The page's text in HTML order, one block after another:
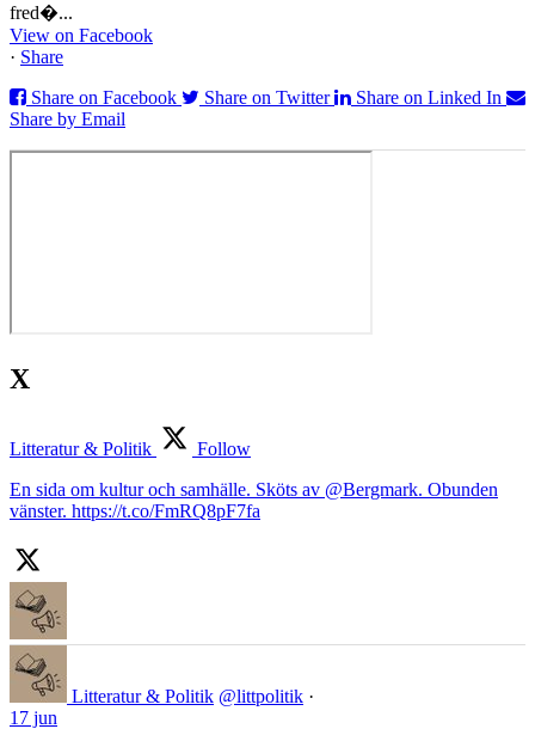
fred�...
View on Facebook
· Share
Share on Facebook
Share on Twitter
Share on Linked In
Share by Email
X
Litteratur & Politik
Follow
En sida om kultur och samhälle. Sköts av @Bergmark. Obunden
vänster. https://t.co/FmRQ8pF7fa
Litteratur & Politik @littpolitik ·
17 jun